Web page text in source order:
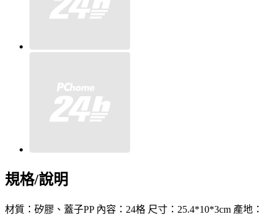
規格/說明
材質：矽膠、蓋子PP 內容：24格 尺寸：25.4*10*3cm 產地：